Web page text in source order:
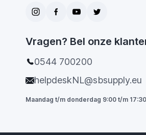
Vragen? Bel onze
0544 700200
helpdeskNL@sbsupply.eu
Maandag t/m donderdag 9:00 t/m